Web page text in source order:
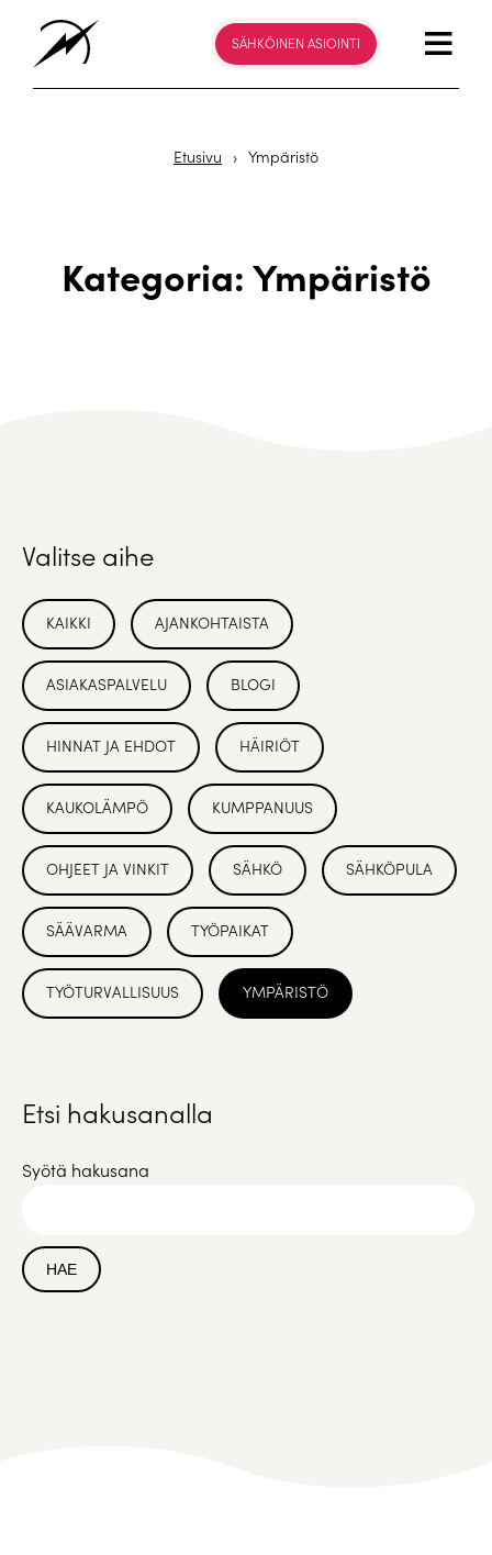
SÄHKÖINEN ASIOINTI
Etusivu › Ympäristö
Kategoria: Ympäristö
Valitse aihe
KAIKKI AJANKOHTAISTA
ASIAKASPALVELU BLOGI
HINNAT JA EHDOT HÄIRIÖT
KAUKOLÄMPÖ KUMPPANUUS
OHJEET JA VINKIT SÄHKÖ SÄHKÖPULA
SÄÄVARMA TYÖPAIKAT
TYÖTURVALLISUUS YMPÄRISTÖ
Etsi hakusanalla
Syötä hakusana